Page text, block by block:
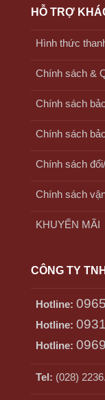
HỖ TRỢ
Hình thức
Chính sách &
Chính sách
Chính sách
Chính sách
Chính sách
KHUYẾN MÃI
CÔNG TY
Hotline:
Hotline:
Hotline:
Tel: (028)